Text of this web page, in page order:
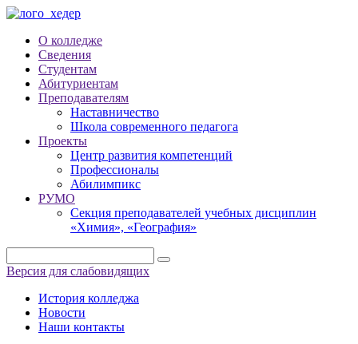
О колледже
Сведения
Студентам
Абитуриентам
Преподавателям
Наставничество
Школа современного педагога
Проекты
Центр развития компетенций
Профессионалы
Абилимпикс
РУМО
Секция преподавателей учебных дисциплин
«Химия», «География»
Версия для слабовидящих
История колледжа
Новости
Наши контакты